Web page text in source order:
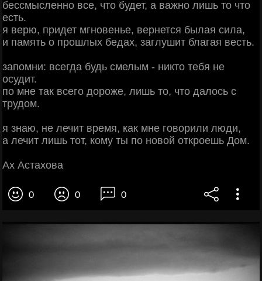
бессмысленно все, что будет, а важно лишь то что
есть.
я верю, придет мгновенье, вернется былая сила,
и память о прошлых бедах, заглушит благая весть.
запомни: всегда будь смелым - никто тебя не
осудит.
по мне так всего дороже, лишь то, что далось с
трудом.
я знаю, не лечит время, как мне говорили люди,
а лечит лишь тот, кому ты по новой откроешь Дом.
Ах Астахова
0 0 0